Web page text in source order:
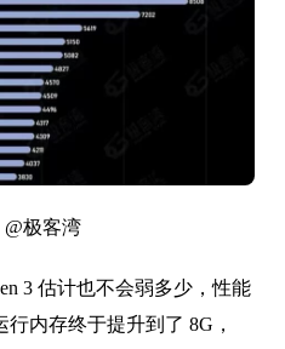
极客湾
3 估计也不会弱多少，性能
行内存终于提升到了 8G，